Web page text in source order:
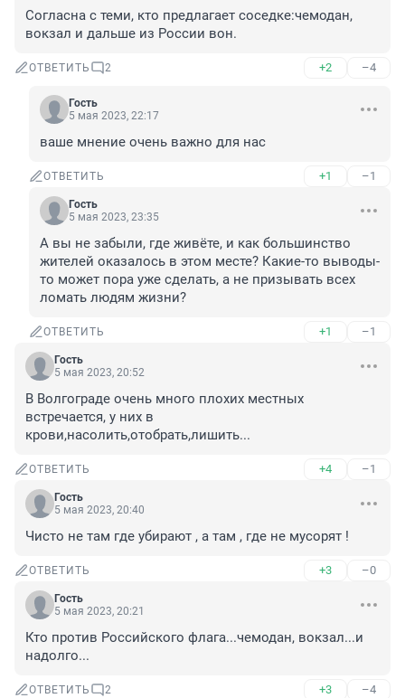
Согласна с теми, кто предлагает соседке:чемодан,
вокзал и дальше из России вон.
ОТВЕТИТЬ 2 +2 –4
Гость
5 мая 2023, 22:17
ваше мнение очень важно для нас
ОТВЕТИТЬ +1 –1
Гость
5 мая 2023, 23:35
А вы не забыли, где живёте, и как большинство
жителей оказалось в этом месте? Какие-то выводы-
то может пора уже сделать, а не призывать всех
ломать людям жизни?
ОТВЕТИТЬ +1 –1
Гость
5 мая 2023, 20:52
В Волгограде очень много плохих местных
встречается, у них в
крови,насолить,отобрать,лишить...
ОТВЕТИТЬ +4 –1
Гость
5 мая 2023, 20:40
Чисто не там где убирают , а там , где не мусорят !
ОТВЕТИТЬ +3 –0
Гость
5 мая 2023, 20:21
Кто против Российского флага...чемодан, вокзал...и
надолго...
ОТВЕТИТЬ 2 +3 –4